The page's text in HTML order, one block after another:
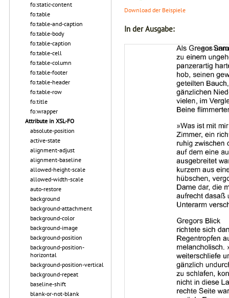
fo:static-content
fo:table
fo:table-and-caption
fo:table-body
fo:table-caption
fo:table-cell
fo:table-column
fo:table-footer
fo:table-header
fo:table-row
fo:title
fo:wrapper
Attribute in XSL-FO
absolute-position
active-state
alignment-adjust
alignment-baseline
allowed-height-scale
allowed-width-scale
auto-restore
background
background-attachment
background-color
background-image
background-position
background-position-
horizontal
background-position-vertical
background-repeat
baseline-shift
blank-or-not-blank
Download der Beispiele
In der Ausgabe: